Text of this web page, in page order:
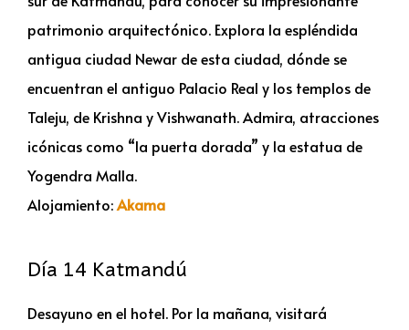
patrimonio arquitectónico. Explora la espléndida
antigua ciudad Newar de esta ciudad, dónde se
encuentran el antiguo Palacio Real y los templos de
Taleju, de Krishna y Vishwanath. Admira, atracciones
icónicas como “la puerta dorada” y la estatua de
Yogendra Malla.
Alojamiento:Akama
Día 14 Katmandú
Desayuno en el hotel. Por la mañana, visitará